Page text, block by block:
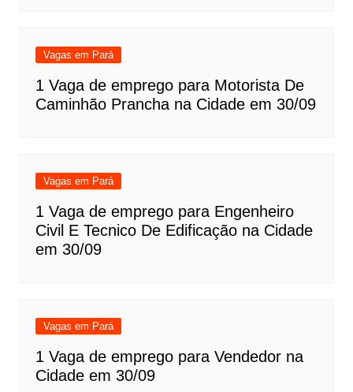
Vagas em Pará
1 Vaga de emprego para Motorista De
Caminhão Prancha na Cidade em 30/09
Vagas em Pará
1 Vaga de emprego para Engenheiro
Civil E Tecnico De Edificação na Cidade
em 30/09
Vagas em Pará
1 Vaga de emprego para Vendedor na
Cidade em 30/09